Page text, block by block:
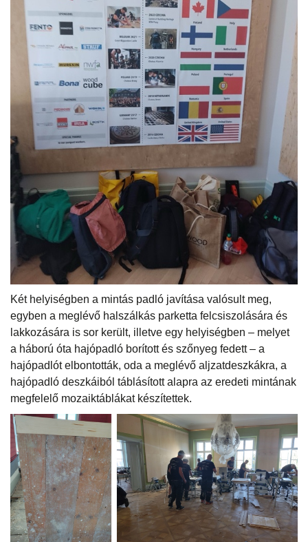
Két helyiségben a mintás padló javítása valósult meg,
egyben a meglévő halszálkás parketta felcsiszolására és
lakkozására is sor került, illetve egy helyiségben – melyet
a háború óta hajópadló borított és szőnyeg fedett – a
hajópadlót elbontották, oda a meglévő aljzatdeszkákra, a
hajópadló deszkáiból táblásított alapra az eredeti mintának
megfelelő mozaiktáblákat készítettek.